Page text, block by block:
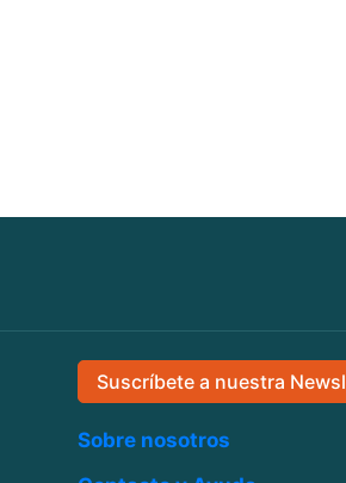
Suscríbete a nuestra
Sobre nosotros